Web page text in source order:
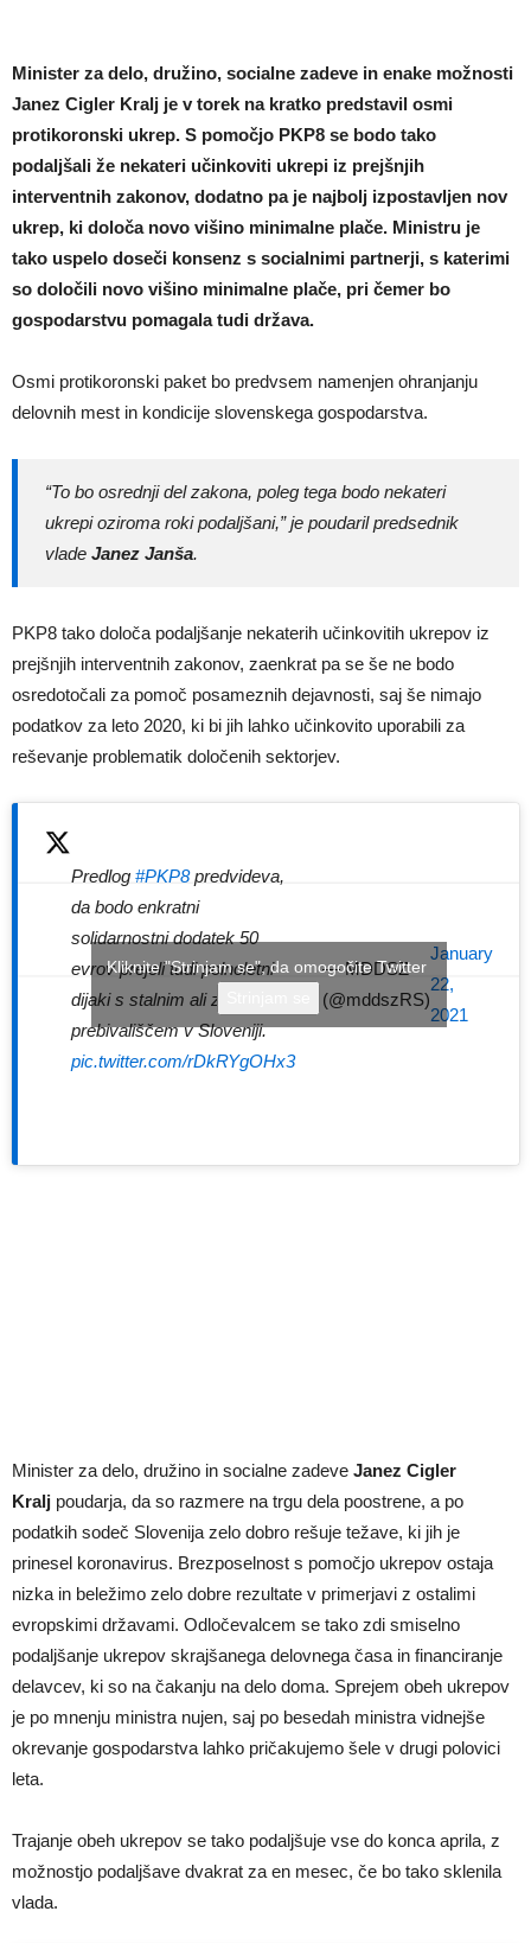
Minister za delo, družino, socialne zadeve in enake možnosti
Janez Cigler Kralj je v torek na kratko predstavil osmi
protikoronski ukrep. S pomočjo PKP8 se bodo tako
podaljšali že nekateri učinkoviti ukrepi iz prejšnjih
interventnih zakonov, dodatno pa je najbolj izpostavljen nov
ukrep, ki določa novo višino minimalne plače. Ministru je
tako uspelo doseči konsenz s socialnimi partnerji, s katerimi
so določili novo višino minimalne plače, pri čemer bo
gospodarstvu pomagala tudi država.
Osmi protikoronski paket bo predvsem namenjen ohranjanju
delovnih mest in kondicije slovenskega gospodarstva.
“To bo osrednji del zakona, poleg tega bodo nekateri
ukrepi oziroma roki podaljšani,”je poudaril predsednik
vlade Janez Janša.
PKP8 tako določa podaljšanje nekaterih učinkovitih ukrepov iz
prejšnjih interventnih zakonov, zaenkrat pa se še ne bodo
osredotočali za pomoč posameznih dejavnosti, saj še nimajo
podatkov za leto 2020, ki bi jih lahko učinkovito uporabili za
reševanje problematik določenih sektorjev.
Predlog #PKP8predvideva,
da bodo enkratni
solidarnostni dodatek 50
evrov prejeli tudi polnoletni
dijaki s stalnim ali začasnim
prebivališčem v Sloveniji.
pic.twitter.com/rDkRYgOHx3
— MDDSZ
(@mddszRS)
January
22,
2021
Kliknite "Strinjam se", da omogočite Twitter
Minister za delo, družino in socialne zadeve Janez Cigler
Kralj poudarja, da so razmere na trgu dela poostrene, a po
podatkih sodeč Slovenija zelo dobro rešuje težave, ki jih je
prinesel koronavirus. Brezposelnost s pomočjo ukrepov ostaja
nizka in beležimo zelo dobre rezultate v primerjavi z ostalimi
evropskimi državami. Odločevalcem se tako zdi smiselno
podaljšanje ukrepov skrajšanega delovnega časa in financiranje
delavcev, ki so na čakanju na delo doma. Sprejem obeh ukrepov
je po mnenju ministra nujen, saj po besedah ministra vidnejše
okrevanje gospodarstva lahko pričakujemo šele v drugi polovici
leta.
Trajanje obeh ukrepov se tako podaljšuje vse do konca aprila, z
možnostjo podaljšave dvakrat za en mesec, če bo tako sklenila
vlada.